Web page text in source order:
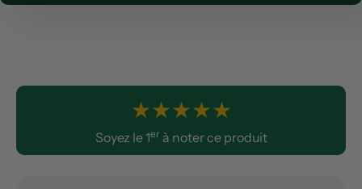
★★★★★
Soyez le 1er à noter ce produit